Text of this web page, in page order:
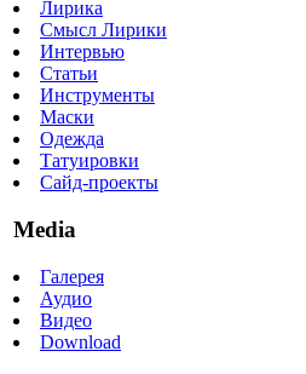
Лирика
Смысл Лирики
Интервью
Статьи
Инструменты
Маски
Одежда
Татуировки
Сайд-проекты
Media
Галерея
Аудио
Видео
Download